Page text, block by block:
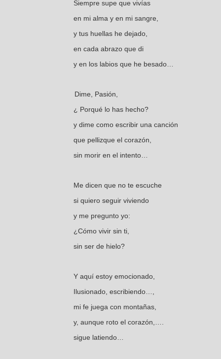
Siempre supe que vivías
en mi alma y en mi sangre,
y tus huellas he dejado,
en cada abrazo que di
y en los labios que he besado…
Dime, Pasión,
¿ Porqué lo has hecho?
y dime como escribir una canción
que pellizque el corazón,
sin morir en el intento…
Me dicen que no te escuche
si quiero seguir viviendo
y me pregunto yo:
¿Cómo vivir sin ti,
sin ser de hielo?
Y aquí estoy emocionado,
Ilusionado, escribiendo…,
mi fe juega con montañas,
y, aunque roto el corazón,….
sigue latiendo…